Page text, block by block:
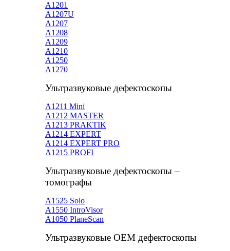
A1201
А1207U
А1207
А1208
А1209
А1210
А1250
А1270
Ультразвуковые дефектоскопы
А1211 Mini
А1212 MASTER
A1213 PRAKTIK
А1214 EXPERT
А1214 EXPERT PRO
A1215 PROFI
Ультразвуковые дефектоскопы –
томографы
А1525 Solo
А1550 IntroVisor
А1050 PlaneScan
Ультразвуковые ОЕМ дефектоскопы